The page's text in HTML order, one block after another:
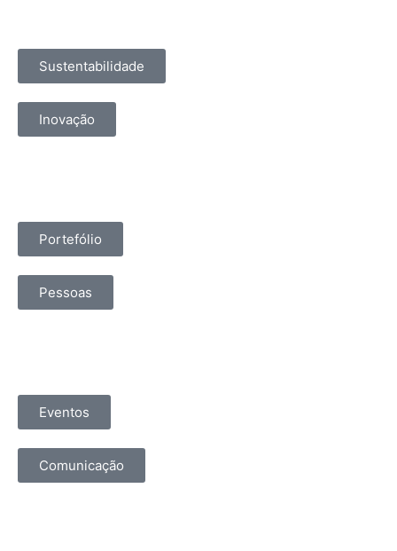
Sustentabilidade
Inovação
Portefólio
Pessoas
Eventos
Comunicação